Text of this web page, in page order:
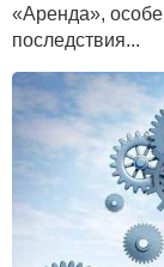
«Аренда»,
последствия...